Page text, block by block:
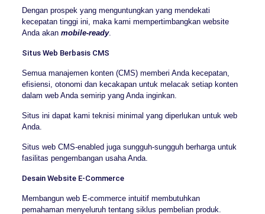
Dengan prospek yang menguntungkan yang mendekati
kecepatan tinggi ini, maka kami mempertimbangkan website
Anda akan mobile-ready.
Situs Web Berbasis CMS
Semua manajemen konten (CMS) memberi Anda kecepatan,
efisiensi, otonomi dan kecakapan untuk melacak setiap konten
dalam web Anda semirip yang Anda inginkan.
Situs ini dapat kami teknisi minimal yang diperlukan untuk web
Anda.
Situs web CMS-enabled juga sungguh-sungguh berharga untuk
fasilitas pengembangan usaha Anda.
Desain Website E-Commerce
Membangun web E-commerce intuitif membutuhkan
pemahaman menyeluruh tentang siklus pembelian produk.